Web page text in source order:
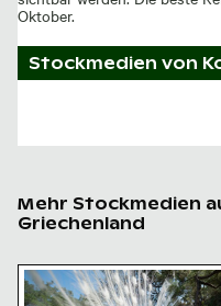
Oktober.
Stockmedien von
Mehr Stockmedien
Griechenland
Majestätischer weißer